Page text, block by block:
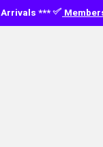
Arrivals ***